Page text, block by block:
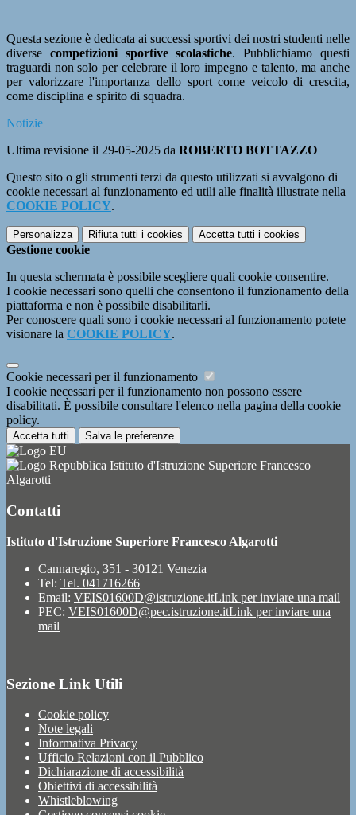
Questa sezione è dedicata ai successi sportivi dei nostri studenti nelle
diverse competizioni sportive scolastiche. Pubblichiamo questi
traguardi non solo per celebrare il loro impegno e talento, ma anche
per valorizzare l'importanza dello sport come veicolo di crescita,
come disciplina e spirito di squadra.
Notizie
Ultima revisione il 29-05-2025 da ROBERTO BOTTAZZO
Questo sito o gli strumenti terzi da questo utilizzati si avvalgono di
cookie necessari al funzionamento ed utili alle finalità illustrate nella
COOKIE POLICY.
Personalizza Rifiuta tutti i cookies Accetta tutti i cookies
Gestione cookie
In questa schermata è possibile scegliere quali cookie consentire.
I cookie necessari sono quelli che consentono il funzionamento della
piattaforma e non è possibile disabilitarli.
Per conoscere quali sono i cookie necessari al funzionamento potete
visionare la COOKIE POLICY.
Cookie necessari per il funzionamento
I cookie necessari per il funzionamento non possono essere
disabilitati. È possibile consultare l'elenco nella pagina della cookie
policy.
Accetta tutti Salva le preferenze
Istituto d'Istruzione Superiore Francesco
Algarotti
Contatti
Istituto d'Istruzione Superiore Francesco Algarotti
Cannaregio, 351 - 30121 Venezia
Tel: Tel. 041716266
Email: VEIS01600D@istruzione.itLink per inviare una mail
PEC: VEIS01600D@pec.istruzione.itLink per inviare una
mail
Sezione Link Utili
Cookie policy
Note legali
Informativa Privacy
Ufficio Relazioni con il Pubblico
Dichiarazione di accessibilità
Obiettivi di accessibilità
Whistleblowing